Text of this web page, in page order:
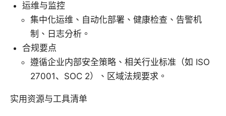
运维与监控
集中化运维、自动化部署、健康检查、告警机
制、日志分析。
合规要点
遵循企业内部安全策略、相关行业标准（如 ISO
27001、SOC 2）、区域法规要求。
实用资源与工具清单